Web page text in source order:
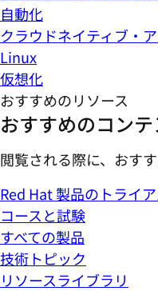
自動化
クラウドネイティブ・
Linux
仮想化
おすすめのリソース
おすすめのコンテ
閲覧される際に、おす
Red Hat 製品のトライ
コースと試験
すべての製品
技術トピック
リソースライブラリ